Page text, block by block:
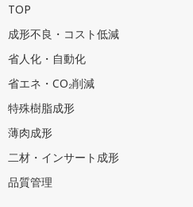
TOP
成形不良・コスト低減
省人化・自動化
省エネ・CO₂削減
特殊樹脂成形
薄肉成形
二材・インサート成形
品質管理